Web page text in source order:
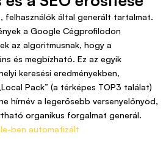
felhasználók által generált tartalmat.
a Google Cégprofilodon
az algoritmusnak, hogy a
és megbízható. Ez az egyik
keresési eredményekben,
Pack” (a térképes TOP3 találat)
hírnév a legerősebb versenyelőnyöd,
organikus forgalmat generál.
ben automatizált